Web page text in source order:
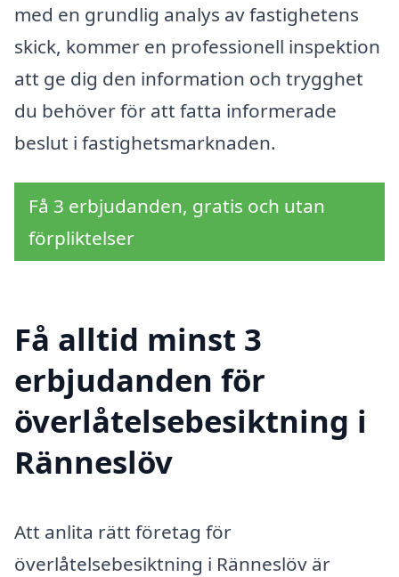
med en grundlig analys av fastighetens
skick, kommer en professionell inspektion
att ge dig den information och trygghet
du behöver för att fatta informerade
beslut i fastighetsmarknaden.
Få 3 erbjudanden, gratis och utan
förpliktelser
Få alltid minst 3
erbjudanden för
överlåtelsebesiktning i
Ränneslöv
Att anlita rätt företag för
överlåtelsebesiktning i Ränneslöv är